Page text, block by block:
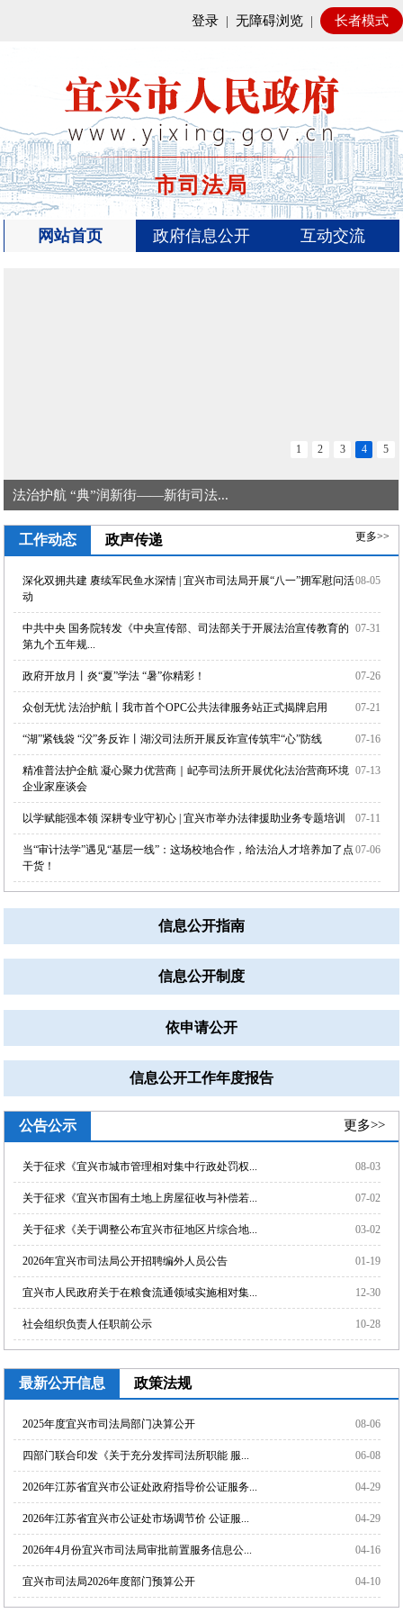
登录 | 无障碍浏览 | 长者模式
市司法局
网站首页 政府信息公开 互动交流
法治护航 “典”润新街——新街司法...
1 2 3 4 5
工作动态 政声传递 更多>>
08-05
深化双拥共建 赓续军民鱼水深情 | 宜兴市司法局开展“八一”拥军慰问活
动
07-31
中共中央 国务院转发《中央宣传部、司法部关于开展法治宣传教育的
第九个五年规...
07-26
政府开放月丨炎“夏”学法 “暑”你精彩！
07-21
众创无忧 法治护航丨我市首个OPC公共法律服务站正式揭牌启用
07-16
“湖”紧钱袋 “㳇”务反诈丨湖㳇司法所开展反诈宣传筑牢“心”防线
07-13
精准普法护企航 凝心聚力优营商｜屺亭司法所开展优化法治营商环境
企业家座谈会
07-11
以学赋能强本领 深耕专业守初心 | 宜兴市举办法律援助业务专题培训
07-06
当“审计法学”遇见“基层一线”：这场校地合作，给法治人才培养加了点
干货！
信息公开指南
信息公开制度
依申请公开
信息公开工作年度报告
公告公示 更多>>
08-03
关于征求《宜兴市城市管理相对集中行政处罚权...
07-02
关于征求《宜兴市国有土地上房屋征收与补偿若...
03-02
关于征求《关于调整公布宜兴市征地区片综合地...
01-19
2026年宜兴市司法局公开招聘编外人员公告
12-30
宜兴市人民政府关于在粮食流通领域实施相对集...
10-28
社会组织负责人任职前公示
最新公开信息 政策法规
08-06
2025年度宜兴市司法局部门决算公开
06-08
四部门联合印发《关于充分发挥司法所职能 服...
04-29
2026年江苏省宜兴市公证处政府指导价公证服务...
04-29
2026年江苏省宜兴市公证处市场调节价 公证服...
04-16
2026年4月份宜兴市司法局审批前置服务信息公...
04-10
宜兴市司法局2026年度部门预算公开